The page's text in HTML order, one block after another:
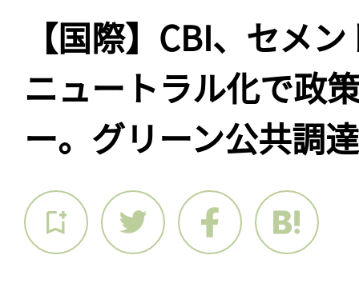
【国際】CBI、セメ
ニュートラル化で政
ー。グリーン公共調